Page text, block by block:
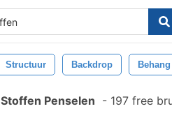
Structuur Backdrop Behang
Stoffen Penselen - 197 free